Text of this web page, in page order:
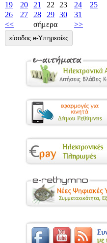
19
20 21 22 23 24
25
26
27 28 29 30
31
<<
σήμερα >>
είσοδος e-Υπηρεσίες